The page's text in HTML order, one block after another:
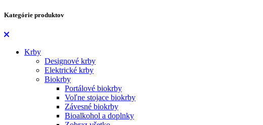
Kategórie produktov
Krby
Designové krby
Elektrické krby
Biokrby
Portálové biokrby
Voľne stojace biokrby
Závesné biokrby
Bioalkohol a doplnky